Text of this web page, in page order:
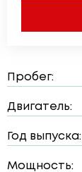
Пробег:
Двигатель:
Год выпуска:
Мощность: